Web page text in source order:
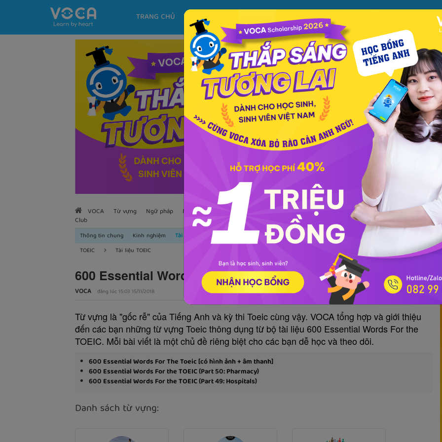
XEM
PREMIUM
PHƯƠNG PHÁP
KHÓA HỌC
TRANG CHỦ
VOCA Từ vựng Ngữ pháp Mẫu câu Học phát âm Giao tiếp Luyện viết Phổ thông Luyện nói TOEIC
Club
Thông tin chung Kinh nghiệm
Tài liệu TOEIC
TOEIC
Tài liệu TOEIC
600 Essential Words For the TOEIC (Part 35: Events)
VOCA đăng lúc 15:03 15/11/2018
Từ vựng là "gốc rễ" của Tiếng Anh và kỳ thi Toeic cùng vậy. VOCA tổng hợp và giới thiệu
đến các bạn những từ vựng Toeic thông dụng từ bộ tài liệu 600 Essential Words For the
TOEIC. Mỗi bài viết là một chủ đề riêng biệt cho các bạn dễ học và theo dõi.
600 Essential Words For The Toeic [có hình ảnh + âm thanh]
600 Essential Words For the TOEIC (Part 50: Pharmacy)
600 Essential Words For the TOEIC (Part 49: Hospitals)
Danh sách từ vựng: